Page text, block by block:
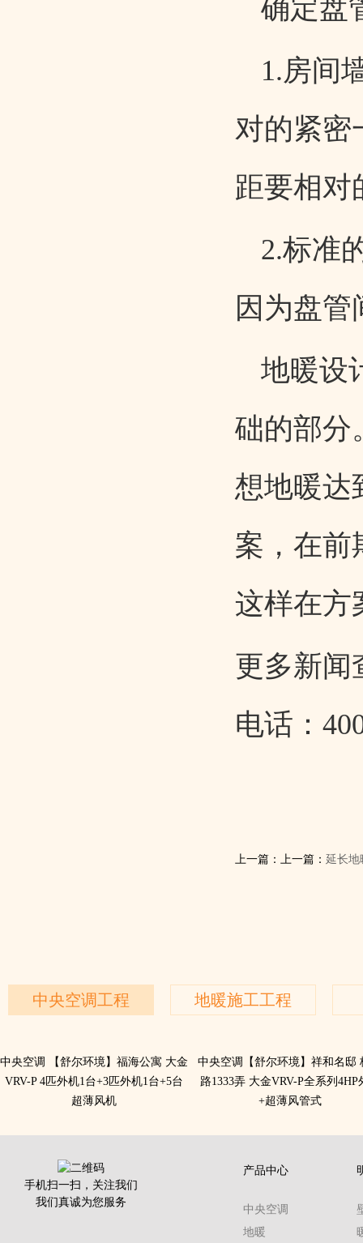
确定盘
1.房间
对的紧密
距要相对
2.标准
因为盘
地暖设
础的部分
想地暖达
案，在前
这样在方
更多新闻
电话：
上一篇：上一篇： 延长地
中央空调工程 地暖施工工程
中央空调 ​【舒尔环境】福海公寓 大金
VRV-P 4匹外机1台+3匹外机1台+5台
超薄风机
中央空调【舒尔环境】祥和名邸
路1333弄 大金VRV-P全系列4HP
+超薄风管式
手机扫一扫，关注我们
我们真诚为您服务
产品中心
中央空调
地暖